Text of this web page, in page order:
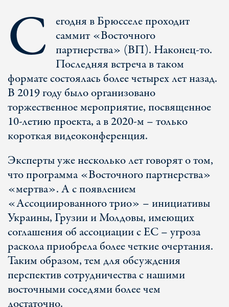
С
егодня в Брюсселе проходит
саммит «Восточного
партнерства» (ВП). Наконец-то.
Последняя встреча в таком
формате состоялась более четырех лет назад.
В 2019 году было организовано
торжественное мероприятие, посвященное
10-летию проекта, а в 2020-м – только
короткая видеоконференция.
Эксперты уже несколько лет говорят о том,
что программа «Восточного партнерства»
«мертва». А с появлением
«Ассоциированного трио» – инициативы
Украины, Грузии и Молдовы, имеющих
cоглашения об ассоциации с ЕС – угроза
раскола приобрела более четкие очертания.
Таким образом, тем для обсуждения
перспектив сотрудничества с нашими
восточными соседями более чем